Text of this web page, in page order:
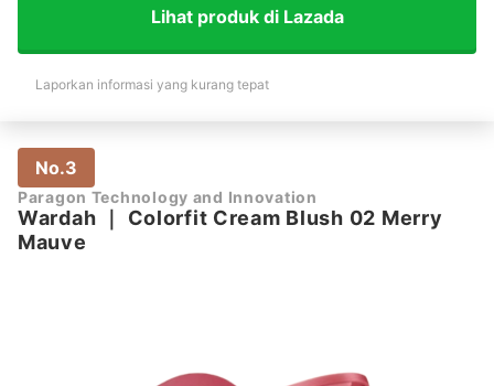
Lihat produk di Lazada
Laporkan informasi yang kurang tepat
No.3
Paragon Technology and Innovation
Wardah
Colorfit Cream Blush 02 Merry
Mauve